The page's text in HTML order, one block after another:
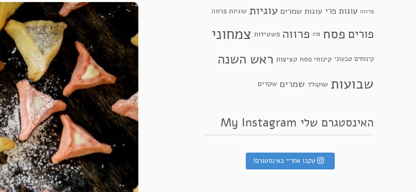
פרווה עוגות פרי עוגות שמרים עוגיות עוגיות פרווה
פורים פסח פרג פרווה פשטידות צמחוני
קינוחים טבעוני קינוחי פסח קציצות ראש השנה
שבועות שוקולד שמרים שקדים
האינסטגרם שלי My Instagram
עקבו אחריי באינסטגרם!